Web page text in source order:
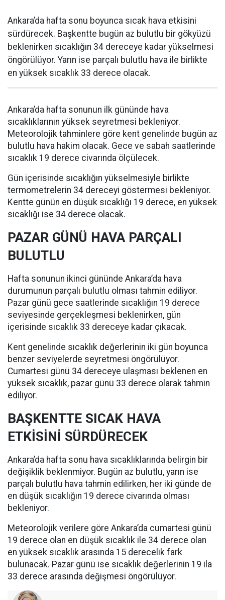
Ankara’da hafta sonu boyunca sıcak hava etkisini
sürdürecek. Başkentte bugün az bulutlu bir gökyüzü
beklenirken sıcaklığın 34 dereceye kadar yükselmesi
öngörülüyor. Yarın ise parçalı bulutlu hava ile birlikte
en yüksek sıcaklık 33 derece olacak.
Ankara’da hafta sonunun ilk gününde hava
sıcaklıklarının yüksek seyretmesi bekleniyor.
Meteorolojik tahminlere göre kent genelinde bugün az
bulutlu hava hakim olacak. Gece ve sabah saatlerinde
sıcaklık 19 derece civarında ölçülecek.
Gün içerisinde sıcaklığın yükselmesiyle birlikte
termometrelerin 34 dereceyi göstermesi bekleniyor.
Kentte günün en düşük sıcaklığı 19 derece, en yüksek
sıcaklığı ise 34 derece olacak.
PAZAR GÜNÜ HAVA PARÇALI
BULUTLU
Hafta sonunun ikinci gününde Ankara’da hava
durumunun parçalı bulutlu olması tahmin ediliyor.
Pazar günü gece saatlerinde sıcaklığın 19 derece
seviyesinde gerçekleşmesi beklenirken, gün
içerisinde sıcaklık 33 dereceye kadar çıkacak.
Kent genelinde sıcaklık değerlerinin iki gün boyunca
benzer seviyelerde seyretmesi öngörülüyor.
Cumartesi günü 34 dereceye ulaşması beklenen en
yüksek sıcaklık, pazar günü 33 derece olarak tahmin
ediliyor.
BAŞKENTTE SICAK HAVA
ETKİSİNİ SÜRDÜRECEK
Ankara’da hafta sonu hava sıcaklıklarında belirgin bir
değişiklik beklenmiyor. Bugün az bulutlu, yarın ise
parçalı bulutlu hava tahmin edilirken, her iki günde de
en düşük sıcaklığın 19 derece civarında olması
bekleniyor.
Meteorolojik verilere göre Ankara’da cumartesi günü
19 derece olan en düşük sıcaklık ile 34 derece olan
en yüksek sıcaklık arasında 15 derecelik fark
bulunacak. Pazar günü ise sıcaklık değerlerinin 19 ila
33 derece arasında değişmesi öngörülüyor.